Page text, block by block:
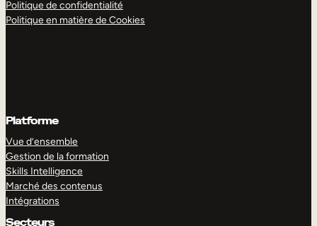
Politique de confidentialité
Politique en matière de Cookies
Platforme
Vue d’ensemble
Gestion de la formation
Skills Intelligence
Marché des contenus
Intégrations
Secteurs